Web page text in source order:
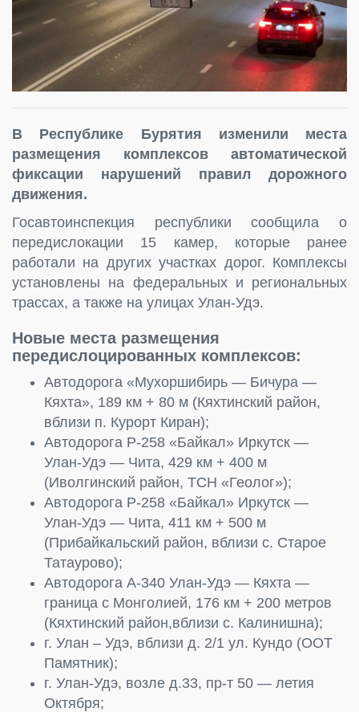
В Республике Бурятия изменили места
размещения комплексов автоматической
фиксации нарушений правил дорожного
движения.
Госавтоинспекция республики сообщила о
передислокации 15 камер, которые ранее
работали на других участках дорог. Комплексы
установлены на федеральных и региональных
трассах, а также на улицах Улан-Удэ.
Новые места размещения
передислоцированных комплексов:
Автодорога «Мухоршибирь — Бичура —
Кяхта», 189 км + 80 м (Кяхтинский район,
вблизи п. Курорт Киран);
Автодорога Р-258 «Байкал» Иркутск —
Улан-Удэ — Чита, 429 км + 400 м
(Иволгинский район, ТСН «Геолог»);
Автодорога Р-258 «Байкал» Иркутск —
Улан-Удэ — Чита, 411 км + 500 м
(Прибайкальский район, вблизи с. Старое
Татаурово);
Автодорога А-340 Улан-Удэ — Кяхта —
граница с Монголией, 176 км + 200 метров
(Кяхтинский район,вблизи с. Калинишна);
г. Улан – Удэ, вблизи д. 2/1 ул. Кундо (ООТ
Памятник);
г. Улан-Удэ, возле д.33, пр-т 50 — летия
Октября;